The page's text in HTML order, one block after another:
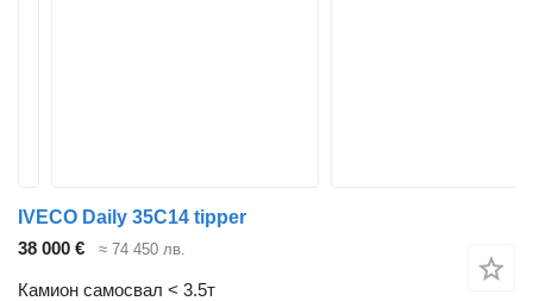
IVECO Daily 35C14 tipper
38 000 €
≈ 74 450 лв.
Камион самосвал < 3.5т